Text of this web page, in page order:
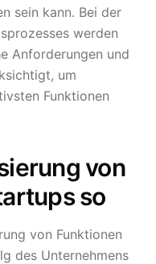
sein kann. Bei der
werden
Anforderungen und
um
Funktionen
von
so
von Funktionen
des Unternehmens